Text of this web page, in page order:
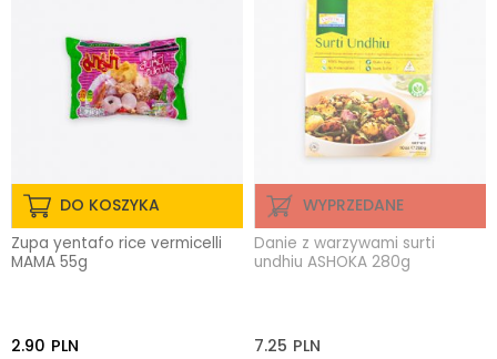
DO KOSZYKA
Zupa yentafo rice vermicelli
MAMA 55g
2.90 PLN
WYPRZEDANE
Danie z warzywami surti
undhiu ASHOKA 280g
7.25 PLN